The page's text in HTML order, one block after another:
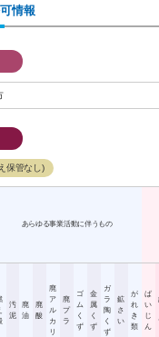
情報
保管なし)
あらゆる事業活動に伴うもの
汚
泥
廃
油
廃
酸
廃
ア
ル
カ
リ
廃
プ
ラ
ゴ
ム
く
ず
金
属
く
ず
ガ
ラ
陶
く
ず
鉱
さ
い
が
れ
き
類
ば
い
じ
ん